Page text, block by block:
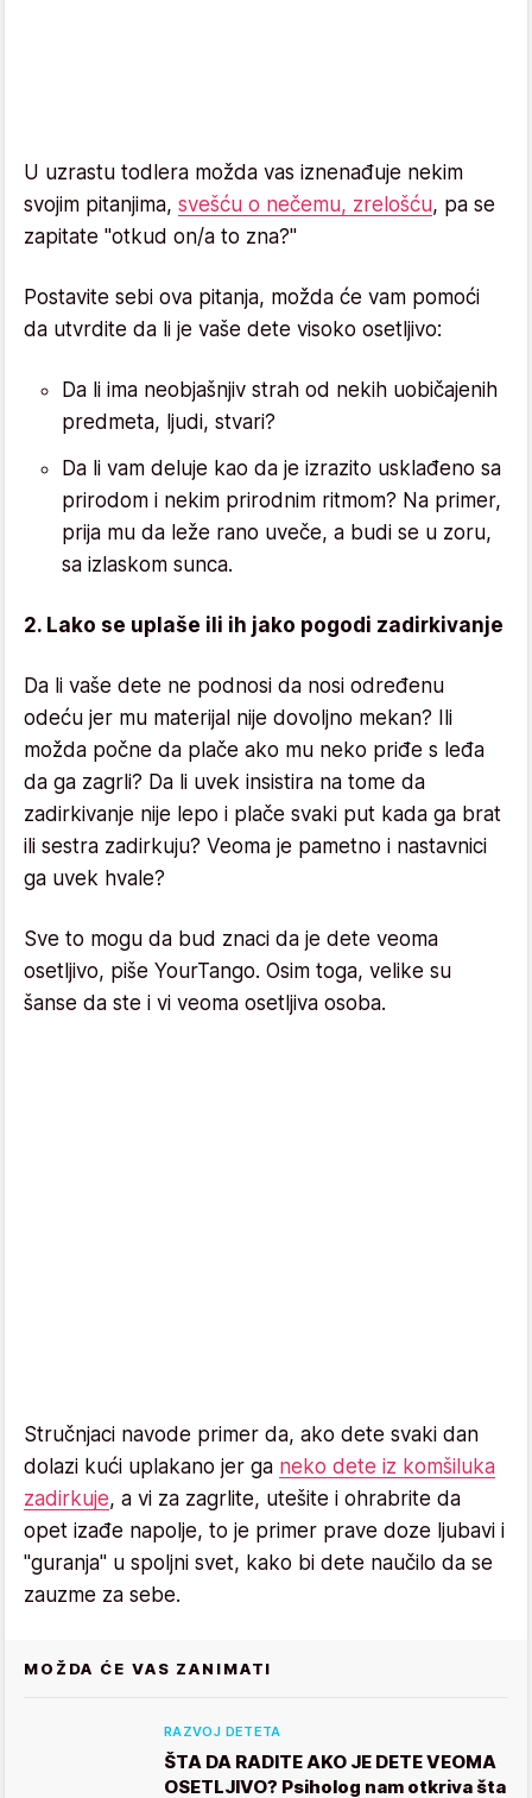
U uzrastu todlera možda vas iznenađuje nekim
svojim pitanjima, svešću o nečemu, zrelošću, pa se
zapitate "otkud on/a to zna?"
Postavite sebi ova pitanja, možda će vam pomoći
da utvrdite da li je vaše dete visoko osetljivo:
Da li ima neobjašnjiv strah od nekih uobičajenih
predmeta, ljudi, stvari?
Da li vam deluje kao da je izrazito usklađeno sa
prirodom i nekim prirodnim ritmom? Na primer,
prija mu da leže rano uveče, a budi se u zoru,
sa izlaskom sunca.
2. Lako se uplaše ili ih jako pogodi zadirkivanje
Da li vaše dete ne podnosi da nosi određenu
odeću jer mu materijal nije dovoljno mekan? Ili
možda počne da plače ako mu neko priđe s leđa
da ga zagrli? Da li uvek insistira na tome da
zadirkivanje nije lepo i plače svaki put kada ga brat
ili sestra zadirkuju? Veoma je pametno i nastavnici
ga uvek hvale?
Sve to mogu da bud znaci da je dete veoma
osetljivo, piše YourTango. Osim toga, velike su
šanse da ste i vi veoma osetljiva osoba.
Stručnjaci navode primer da, ako dete svaki dan
dolazi kući uplakano jer ga neko dete iz komšiluka
zadirkuje, a vi za zagrlite, utešite i ohrabrite da
opet izađe napolje, to je primer prave doze ljubavi i
"guranja" u spoljni svet, kako bi dete naučilo da se
zauzme za sebe.
MOŽDA ĆE VAS ZANIMATI
RAZVOJ DETETA
ŠTA DA RADITE AKO JE DETE VEOMA
OSETLJIVO? Psiholog nam otkriva šta